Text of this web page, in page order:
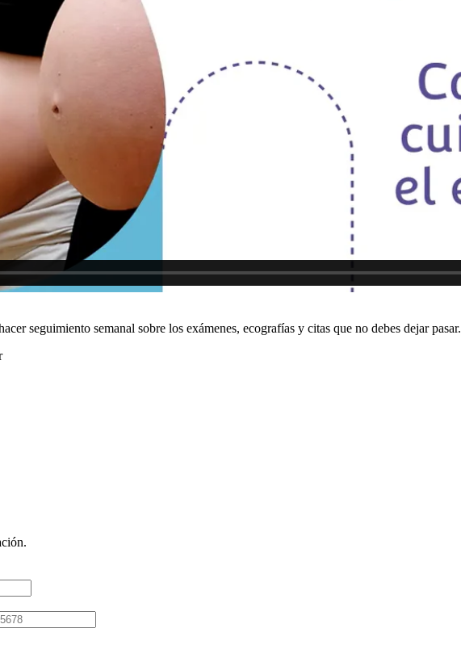
seguimiento semanal sobre los exámenes, ecografías y citas que no debes dejar pasar.